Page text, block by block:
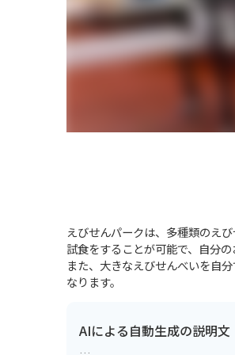
えびせんパークは、多種類のえ
試食をすることが可能で、自分
また、大きなえびせんべいを自
なります。
AIによる自動生成の説明文